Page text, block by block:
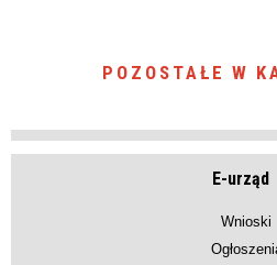
POZOSTAŁE W
E-urząd
Wnioski